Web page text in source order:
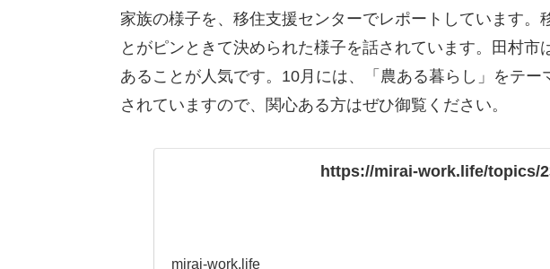
家族の様子を、移住支援センターでレポートしています。
とがピンときて決められた様子を話されています。田村市
あることが人気です。10月には、「農ある暮らし」をテ
されていますので、関心ある方はぜひ御覧ください。
https://mirai-work.life/topics/
mirai-work.life